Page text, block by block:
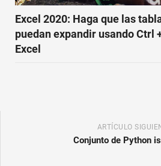
Excel 2020: Haga que las
puedan expandir usando Ctrl
Excel
ARTÍCULO
Conjunto de Python